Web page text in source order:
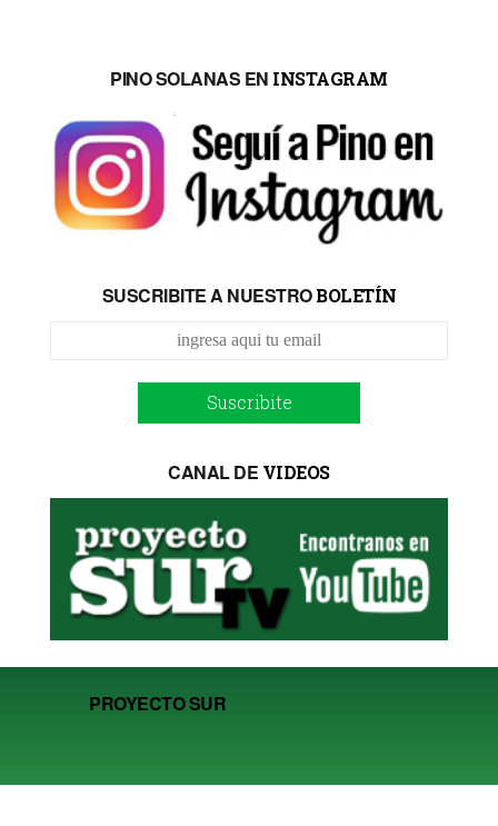
PINO SOLANAS EN INSTAGRAM
SUSCRIBITE A NUESTROBOLETÍN
Suscribite
CANAL DE VIDEOS
PROYECTO SUR